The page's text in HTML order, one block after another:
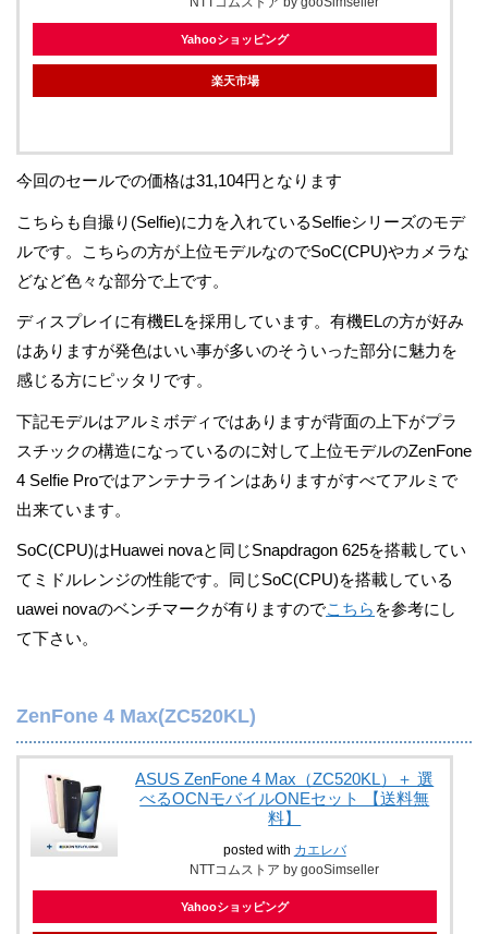
Yahooショッピング
楽天市場
今回のセールでの価格は31,104円となります
こちらも自撮り(Selfie)に力を入れているSelfieシリーズのモデ
ルです。こちらの方が上位モデルなのでSoC(CPU)やカメラな
どなど色々な部分で上です。
ディスプレイに有機ELを採用しています。有機ELの方が好み
はありますが発色はいい事が多いのそういった部分に魅力を
感じる方にピッタリです。
下記モデルはアルミボディではありますが背面の上下がプラ
スチックの構造になっているのに対して上位モデルのZenFone
4 Selfie Proではアンテナラインはありますがすべてアルミで
出来ています。
SoC(CPU)はHuawei novaと同じSnapdragon 625を搭載してい
てミドルレンジの性能です。同じSoC(CPU)を搭載している
uawei novaのベンチマークが有りますのでこちら を参考にし
て下さい。
ZenFone 4 Max(ZC520KL)
ASUS ZenFone 4 Max（ZC520KL）＋ 選
べるOCNモバイルONEセット 【送料無
料】
posted with カエレバ
NTTコムストア by gooSimseller
Yahooショッピング